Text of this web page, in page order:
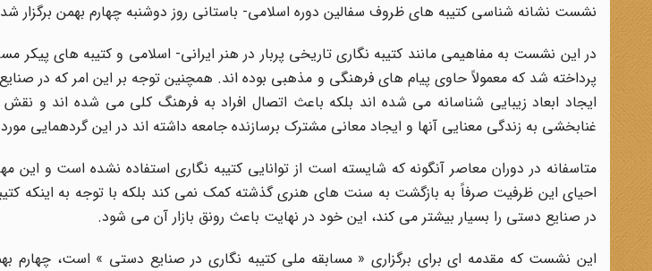
نشست نشانه شناسی کتیبه های ظروف سفالین دوره اسلامی- باستانی روز دوشنبه چهارم بهمن برگزار
در این نشست به مفاهیمی مانند کتیبه نگاری تاریخی پربار در هنر ایرانی- اسلامی و کتیبه های پیکر
پرداخته شد که معمولاً حاوی پیام های فرهنگی و مذهبی بوده اند. همچنین توجه بر این امر که در
ایجاد ابعاد زیبایی شناسانه می شده اند بلکه باعث اتصال افراد به فرهنگ کلی می شده اند و
غنابخشی به زندگی معنایی آنها و ایجاد معانی مشترک برسازنده جامعه داشته اند در این گردهمایی
متاسفانه در دوران معاصر آنگونه که شایسته است از توانایی کتیبه نگاری استفاده نشده است و
احیای این ظرفیت صرفاً به بازگشت به سنت های هنری گذشته کمک نمی کند بلکه با توجه به اینکه
در صنایع دستی را بسیار بیشتر می کند، این خود در نهایت باعث رونق بازار آن می شود.
این نشست که مقدمه ای برای برگزاری « مسابقه ملی کتیبه نگاری در صنایع دستی » است،